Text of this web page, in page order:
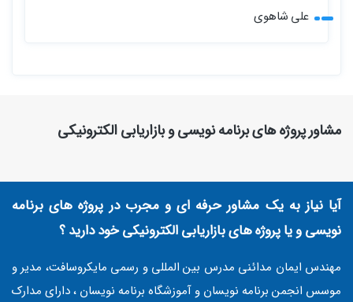
علی شاهوی
مشاور پروژه های برنامه نویسی و بازاریابی الکترونیکی
آیا نیاز به یک مشاور حرفه ای و مجرب در پروژه های برنامه
نویسی و یا پروژه های بازاریابی الکترونیکی خود دارید ؟
مهندس ایمان مدائنی مدرس بین المللی و رسمی مایکروسافت، مدیر و
موسس انجمن برنامه نویسان و آموزشگاه برنامه نویسان ، دارای مدارک